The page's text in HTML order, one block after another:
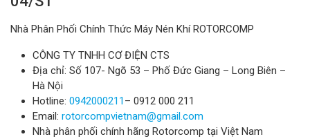
Nhà Phân Phối Chính Thức Máy Nén Khí ROTORCOMP
CÔNG TY TNHH CƠ ĐIỆN CTS
Địa chỉ: Số 107- Ngõ 53 – Phố Đức Giang – Long Biên –
Hà Nội
Hotline: 0942000211– 0912 000 211
Email: rotorcompvietnam@gmail.com
Nhà phân phối chính hãng Rotorcomp tại Việt Nam